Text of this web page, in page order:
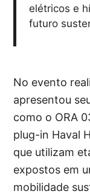
elétricos e
futuro
No evento
apresentou
como o ORA
plug-in Haval
que utilizam
expostos em
mobilidade